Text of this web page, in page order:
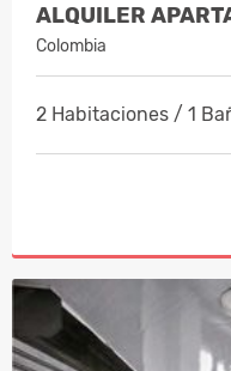
Colombia
2 Habitaciones / 1